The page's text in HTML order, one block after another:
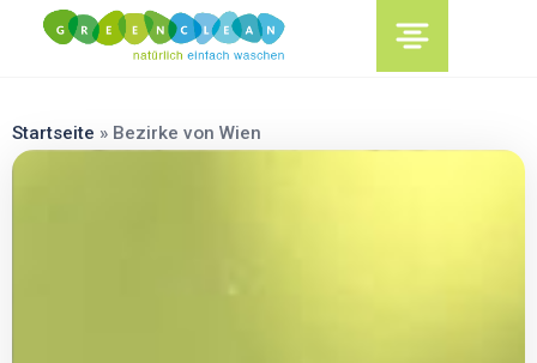
content
Startseite » Bezirke von Wien